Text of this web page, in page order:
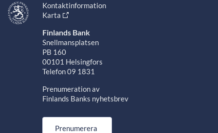
Kontaktinformation
Karta
Finlands Bank
Snellmansplatsen
PB 160
00101 Helsingfors
Telefon 09 1831
Prenumeration av
Finlands Banks nyhetsbrev
Prenumerera